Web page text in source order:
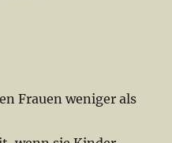
Frauen weniger als